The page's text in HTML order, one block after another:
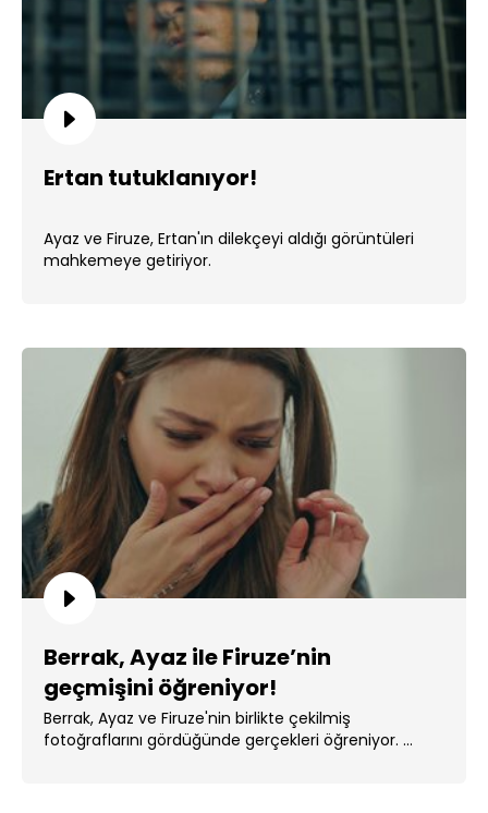
Ertan tutuklanıyor!
Ayaz ve Firuze, Ertan'ın dilekçeyi aldığı görüntüleri
mahkemeye getiriyor.
Berrak, Ayaz ile Firuze’nin
geçmişini öğreniyor!
Berrak, Ayaz ve Firuze'nin birlikte çekilmiş
fotoğraflarını gördüğünde gerçekleri öğreniyor. ...